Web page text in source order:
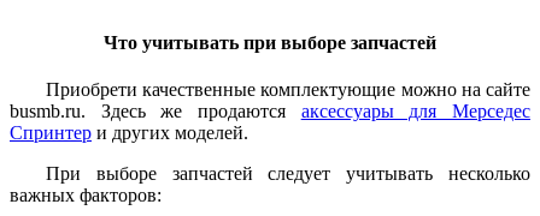
Что учитывать при выборе запчастей
Приобрети качественные комплектующие можно на сайте
busmb.ru. Здесь же продаются аксессуары для Мерседес
Спринтер и других моделей.
При выборе запчастей следует учитывать несколько
важных факторов: